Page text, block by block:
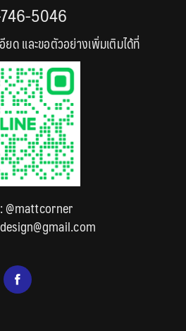
5046
ยด และขอตัวอย่างเพิ่มเติมได้ที่
@mattcorner